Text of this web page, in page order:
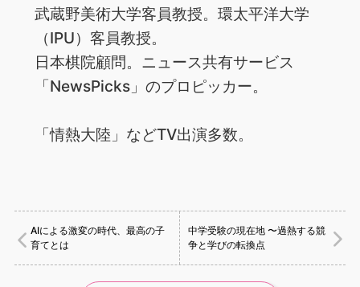
武蔵野美術大学客員教授。環太平洋大学
（IPU）客員教授。
日本棋院顧問。ニュース共有サービス
「NewsPicks」のプロピッカー。
「情熱大陸」などTV出演多数。
AIによる激変の時代、最高の子
育てとは
中学受験の現在地 〜過熱する競
争と学びの転換点